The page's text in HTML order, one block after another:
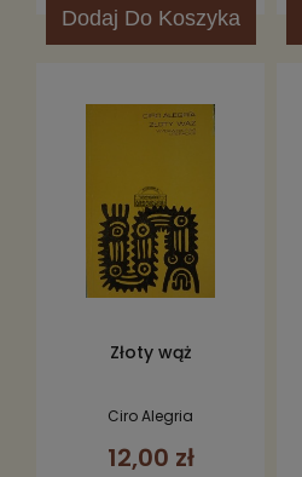
Dodaj Do Koszyka
Złoty wąż
Ciro Alegria
12,00 zł